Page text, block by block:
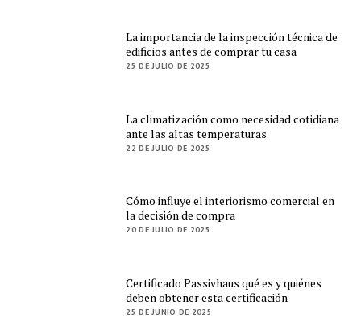
La importancia de la inspección técnica de
edificios antes de comprar tu casa
25 DE JULIO DE 2025
La climatización como necesidad cotidiana
ante las altas temperaturas
22 DE JULIO DE 2025
Cómo influye el interiorismo comercial en
la decisión de compra
20 DE JULIO DE 2025
Certificado Passivhaus qué es y quiénes
deben obtener esta certificación
25 DE JUNIO DE 2025